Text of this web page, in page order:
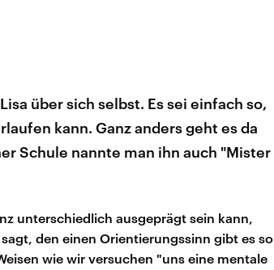
über sich selbst. Es sei einfach so,
kann. Ganz anders geht es da
Schule nannte man ihn auch "Mister
unterschiedlich ausgeprägt sein kann,
den einen Orientierungssinn gibt es so
wie wir versuchen "uns eine mentale